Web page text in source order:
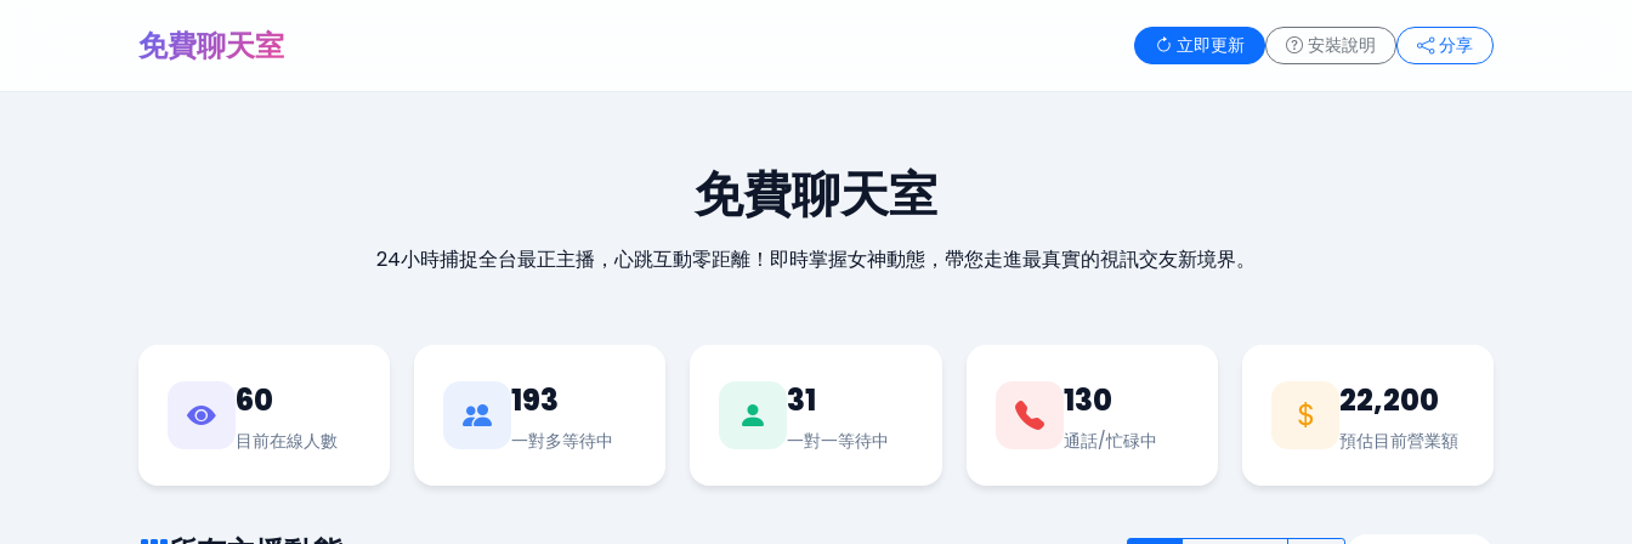
免費聊天室 立即更新 安裝說明 分享
免費聊天室
24小時捕捉全台最正主播，心跳互動零距離！即時掌握女神動態，帶您走進最真實的視訊交友新境界。
60
目前在線人數
193
一對多等待中
31
一對一等待中
130
通話/忙碌中
22,200
預估目前營業額